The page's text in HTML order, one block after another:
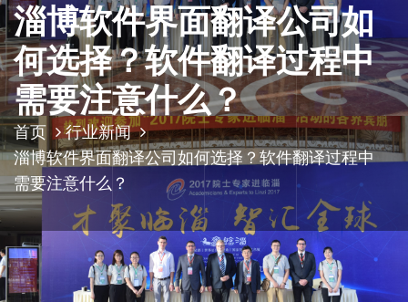
淄博软件界面翻译公司如
何选择？软件翻译过程中
需要注意什么？
首页
行业新闻
淄博软件界面翻译公司如何选择？软件翻译过程中
需要注意什么？